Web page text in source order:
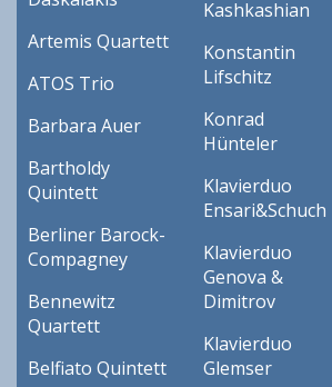
Artemis Quartett
ATOS Trio
Barbara Auer
Bartholdy
Quintett
Berliner Barock-
Compagney
Bennewitz
Quartett
Belfiato Quintett
Kashkashian
Konstantin
Lifschitz
Konrad
Hünteler
Klavierduo
Ensari&Schuch
Klavierduo
Genova &
Dimitrov
Klavierduo
Glemser